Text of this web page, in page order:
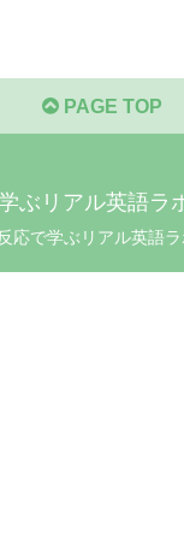
PAGE TOP
ぶリアル英語ラ
応で学ぶリアル英語